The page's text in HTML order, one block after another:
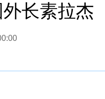
长素拉杰